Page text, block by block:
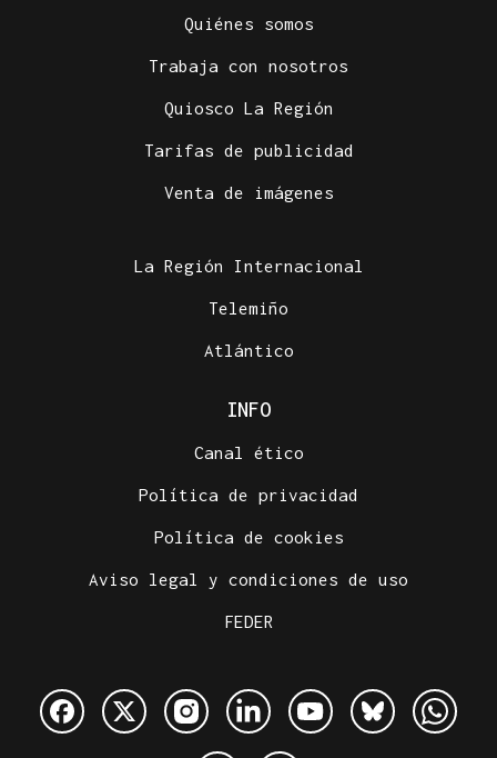
Quiénes somos
Trabaja con nosotros
Quiosco La Región
Tarifas de publicidad
Venta de imágenes
La Región Internacional
Telemiño
Atlántico
INFO
Canal ético
Política de privacidad
Política de cookies
Aviso legal y condiciones de uso
FEDER